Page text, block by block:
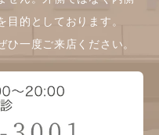
的としております。
ひ一度ご来店ください。